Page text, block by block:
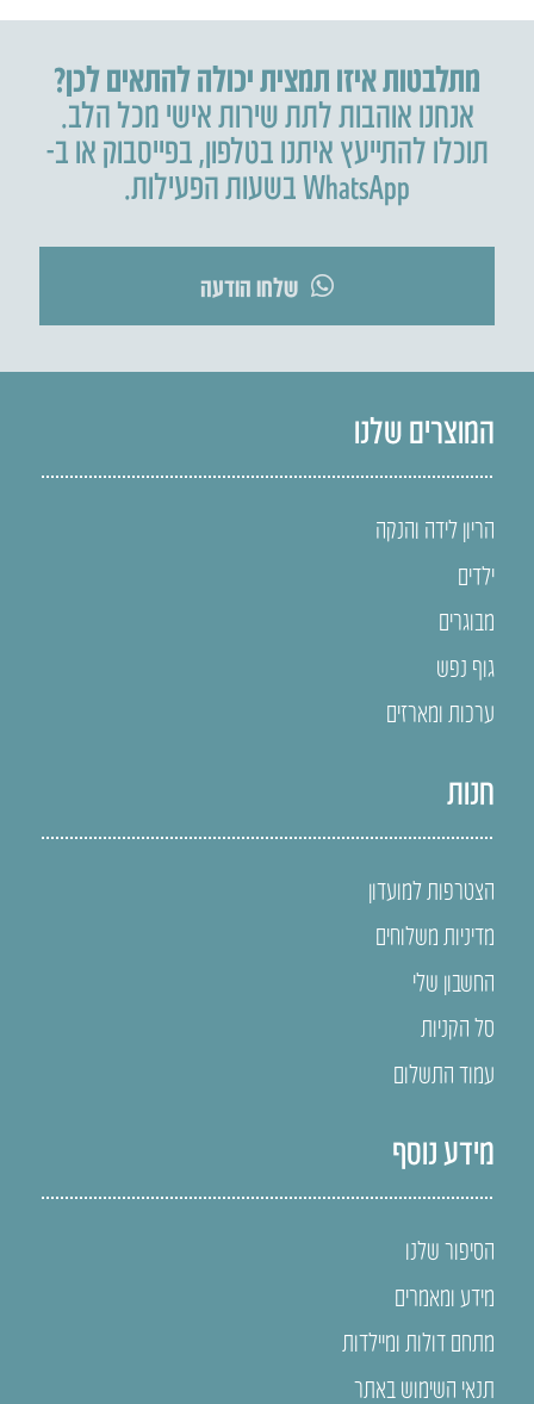
מתלבטות איזו תמצית יכולה להתאים לכן?
אנחנו אוהבות לתת שירות אישי מכל הלב.
תוכלו להתייעץ איתנו בטלפון,בפייסבוק או ב-
WhatsApp בשעות הפעילות.
שלחו הודעה
המוצרים שלנו
הריון לידה והנקה
ילדים
מבוגרים
גוף נפש
ערכות ומארזים
חנות
הצטרפות למועדון
מדיניות משלוחים
החשבון שלי
סל הקניות
עמוד התשלום
מידע נוסף
הסיפור שלנו
מידע ומאמרים
מתחם דולות ומיילדות
תנאי השימוש באתר